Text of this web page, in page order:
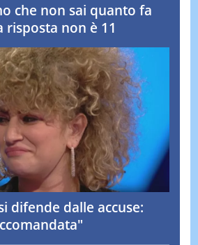
che non sai quanto fa
risposta non è 11
difende dalle accuse: